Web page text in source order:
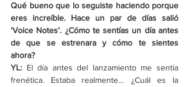
Qué bueno que lo seguiste haciendo porque
eres increíble. Hace un par de días salió
‘Voice Notes’. ¿Cómo te sentías un día antes
de que se estrenara y cómo te sientes
ahora?
YL: El día antes del lanzamiento me sentía
frenética. Estaba realmente… ¿Cuál es la